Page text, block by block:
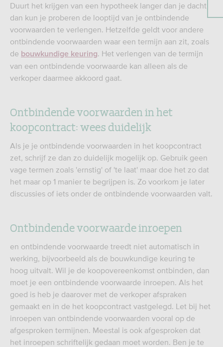
Duurt het krijgen van een hypotheek langer dan je dacht,
dan kun je proberen de looptijd van je ontbindende
voorwaarden te verlengen. Hetzelfde geldt voor andere
ontbindende voorwaarden waar een termijn aan zit, zoals
de bouwkundige keuring. Het verlengen van de termijn
van een ontbindende voorwaarde kan alleen als de
verkoper daarmee akkoord gaat.
Ontbindende voorwaarden in het
koopcontract: wees duidelijk
Als je je ontbindende voorwaarden in het koopcontract
zet, schrijf ze dan zo duidelijk mogelijk op. Gebruik geen
vage termen zoals 'ernstig' of 'te laat' maar doe het zo dat
het maar op 1 manier te begrijpen is. Zo voorkom je later
discussies of iets onder de ontbindende voorwaarden valt.
Ontbindende voorwaarde inroepen
en ontbindende voorwaarde treedt niet automatisch in
werking, bijvoorbeeld als de bouwkundige keuring te
hoog uitvalt. Wil je de koopovereenkomst ontbinden, dan
moet je een ontbindende voorwaarde inroepen. Als het
goed is heb je daarover met de verkoper afspraken
gemaakt en in de het koopcontract vastgelegd. Let bij het
inroepen van ontbindende voorwaarden vooral op de
afgesproken termijnen. Meestal is ook afgesproken dat
het inroepen schriftelijk gedaan moet worden. Ben je te